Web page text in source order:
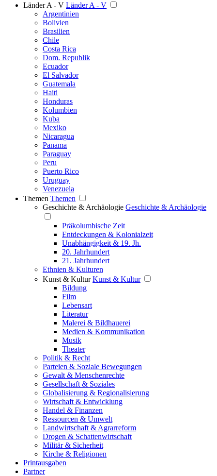
Länder A - V Länder A - V
Argentinien
Bolivien
Brasilien
Chile
Costa Rica
Dom. Republik
Ecuador
El Salvador
Guatemala
Haiti
Honduras
Kolumbien
Kuba
Mexiko
Nicaragua
Panama
Paraguay
Peru
Puerto Rico
Uruguay
Venezuela
Themen Themen
Geschichte & Archäologie Geschichte & Archäologie
Präkolumbische Zeit
Entdeckungen & Kolonialzeit
Unabhängigkeit & 19. Jh.
20. Jahrhundert
21. Jahrhundert
Ethnien & Kulturen
Kunst & Kultur Kunst & Kultur
Bildung
Film
Lebensart
Literatur
Malerei & Bildhauerei
Medien & Kommunikation
Musik
Theater
Politik & Recht
Parteien & Soziale Bewegungen
Gewalt & Menschenrechte
Gesellschaft & Soziales
Globalisierung & Regionalisierung
Wirtschaft & Entwicklung
Handel & Finanzen
Ressourcen & Umwelt
Landwirtschaft & Agrarreform
Drogen & Schattenwirtschaft
Militär & Sicherheit
Kirche & Religionen
Printausgaben
Partner